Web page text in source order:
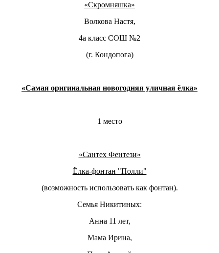
«Скромняшка»
Волкова Настя,
4а класс СОШ №2
(г. Кондопога)
«Самая оригинальная новогодняя уличная ёлка»
1 место
«Сантех Фентези»
Ёлка-фонтан "Полли"
(возможность использовать как фонтан).
Семья Никитиных:
Анна 11 лет,
Мама Ирина,